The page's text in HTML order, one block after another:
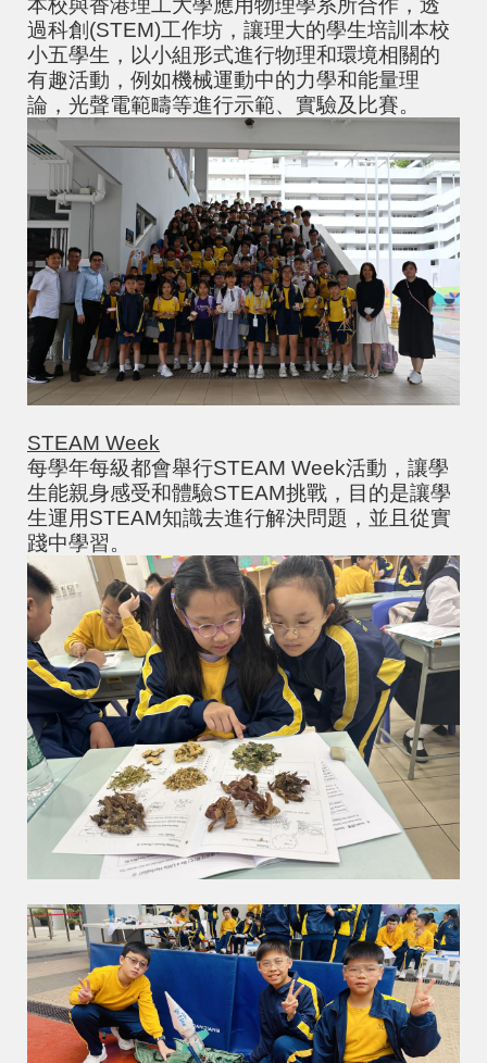
本校與香港理工大學應用物理學系所合作，透
過科創(STEM)工作坊，讓理大的學生培訓本校
小五學生，以小組形式進行物理和環境相關的
有趣活動，例如機械運動中的力學和能量理
論，光聲電範疇等進行示範、實驗及比賽。
STEAM Week
每學年每級都會舉行STEAM Week活動，讓學
生能親身感受和體驗STEAM挑戰，目的是讓學
生運用STEAM知識去進行解決問題，並且從實
踐中學習。